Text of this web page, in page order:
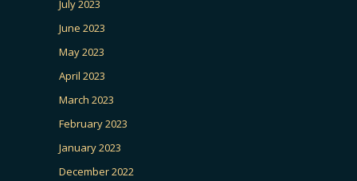
July 2023
June 2023
May 2023
April 2023
March 2023
February 2023
January 2023
December 2022